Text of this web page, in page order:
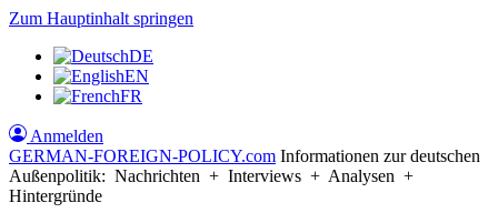
Zum Hauptinhalt springen
DE
EN
FR
Anmelden
GERMAN-FOREIGN-POLICY.com Informationen zur deutschen
Außenpolitik: Nachrichten + Interviews + Analysen +
Hintergründe